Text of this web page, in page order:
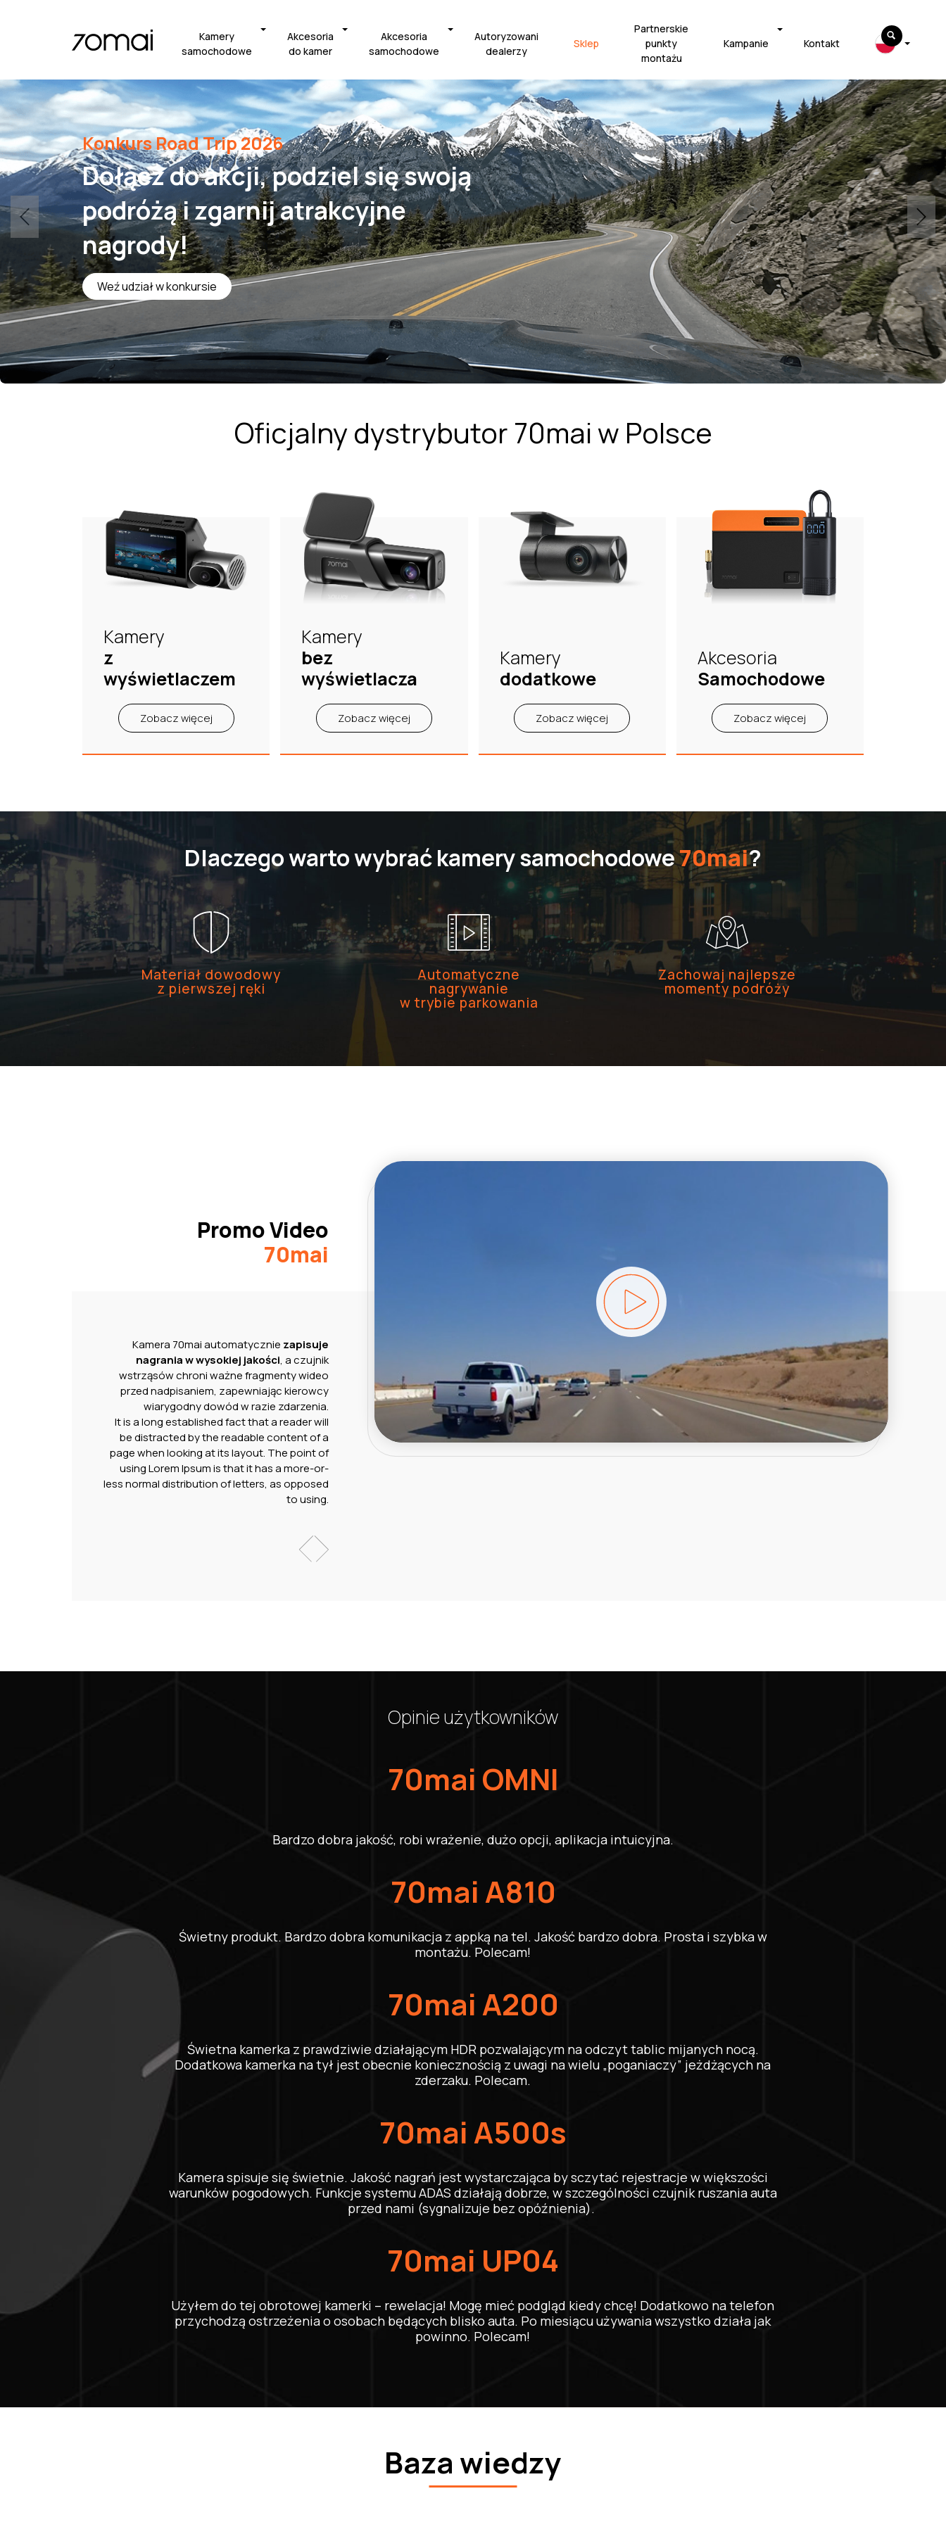
Kamery
samochodowe
Akcesoria
do kamer
Akcesoria
samochodowe
Autoryzowani
dealerzy
Sklep
Partnerskie
punkty
montażu
Kampanie Kontakt
Konkurs Road Trip 2026
Dołącz do akcji, podziel się swoją
podróżą i zgarnij atrakcyjne
nagrody!
Weź udział w konkursie
Oficjalny dystrybutor 70mai w Polsce
Kamery
z
wyświetlaczem
Zobacz więcej
Kamery
bez
wyświetlacza
Zobacz więcej
Kamery
dodatkowe
Zobacz więcej
Akcesoria
Samochodowe
Zobacz więcej
Dlaczego warto wybrać kamery samochodowe70mai?
Materiał dowodowy
z pierwszej ręki
Automatyczne
nagrywanie
w trybie parkowania
Zachowaj najlepsze
momenty podróży
Promo Video
70mai
Kamera 70mai automatycznie zapisuje
nagrania w wysokiej jakości, a czujnik
wstrząsów chroni ważne fragmenty wideo
przed nadpisaniem, zapewniając kierowcy
wiarygodny dowód w razie zdarzenia.
It is a long established fact that a reader will
be distracted by the readable content of a
page when looking at its layout. The point of
using Lorem Ipsum is that it has a more-or-
less normal distribution of letters, as opposed
to using.
Opinie użytkowników
70mai OMNI
Bardzo dobra jakość, robi wrażenie, dużo opcji, aplikacja intuicyjna.
70mai A810
Świetny produkt. Bardzo dobra komunikacja z appką na tel. Jakość bardzo dobra. Prosta i szybka w
montażu. Polecam!
70mai A200
Świetna kamerka z prawdziwie działającym HDR pozwalającym na odczyt tablic mijanych nocą.
Dodatkowa kamerka na tył jest obecnie koniecznością z uwagi na wielu „poganiaczy” jeżdżących na
zderzaku. Polecam.
70mai A500s
Kamera spisuje się świetnie. Jakość nagrań jest wystarczająca by sczytać rejestracje w większości
warunków pogodowych. Funkcje systemu ADAS działają dobrze, w szczególności czujnik ruszania auta
przed nami (sygnalizuje bez opóźnienia).
70mai UP04
Użyłem do tej obrotowej kamerki – rewelacja! Mogę mieć podgląd kiedy chcę! Dodatkowo na telefon
przychodzą ostrzeżenia o osobach będących blisko auta. Po miesiącu używania wszystko działa jak
powinno. Polecam!
Baza wiedzy